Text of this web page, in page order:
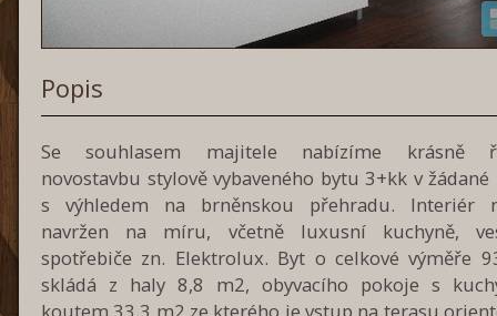
Popis
Se souhlasem majitele nabízíme krásně
novostavbu stylově vybaveného bytu 3+kk v
s výhledem na brněnskou přehradu. Interiér
navržen na míru, včetně luxusní kuchyně,
spotřebiče zn. Elektrolux. Byt o celkové výměře
skládá z haly 8,8 m2, obyvacího pokoje s